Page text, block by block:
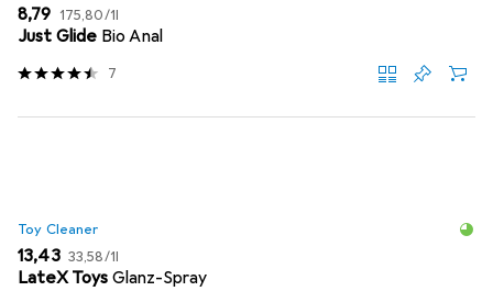
EUR
8,79 EUR
175,80/1l
Just Glide Bio Anal
7
Toy Cleaner
EUR
13,43 EUR
33,58/1l
LateX Toys Glanz-Spray